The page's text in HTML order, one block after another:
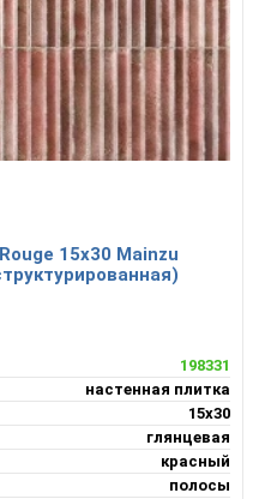
15x30 Mainzu
198331
настенная плитка
15x30
глянцевая
красный
полосы